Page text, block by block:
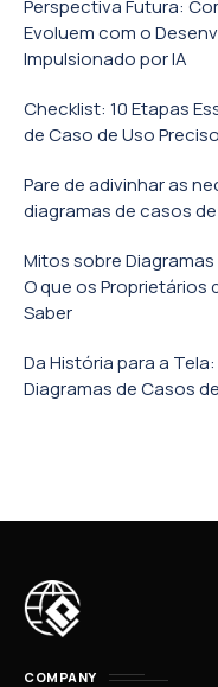
Perspectiva Futura:
Evoluem com o
Impulsionado por IA
Checklist: 10 Etapas
de Caso de Uso
Pare de adivinhar as
diagramas de casos
Mitos sobre
O que os Proprietários
Saber
Da História para a
Diagramas de Casos
COMPANY